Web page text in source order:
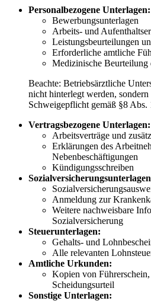
Personalbezogene Unterlagen:
Bewerbungsunterlagen
Arbeits- und
Leistungsbeurteilungen
Erforderliche amtliche
Medizinische Beurteilung
Beachte: Betriebsärztliche
nicht hinterlegt werden,
Schweigepflicht gemäß §8 Abs.
Vertragsbezogene Unterlagen:
Arbeitsverträge und
Erklärungen des
Nebenbeschäftigungen
Kündigungsschreiben
Anmeldung zur
Weitere nachweisbare
Sozialversicherung
Steuerunterlagen:
Gehalts- und
Alle relevanten
Amtliche Urkunden:
Kopien von
Scheidungsurteil
Sonstige Unterlagen: